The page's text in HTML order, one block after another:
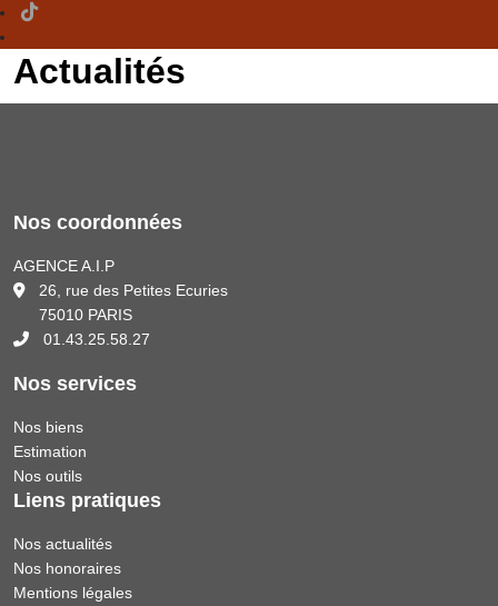
Actualités
Nos coordonnées
AGENCE A.I.P
26, rue des Petites Ecuries
75010 PARIS
01.43.25.58.27
Nos services
Nos biens
Estimation
Nos outils
Liens pratiques
Nos actualités
Nos honoraires
Mentions légales